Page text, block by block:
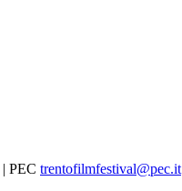
| PEC trentofilmfestival@pec.it